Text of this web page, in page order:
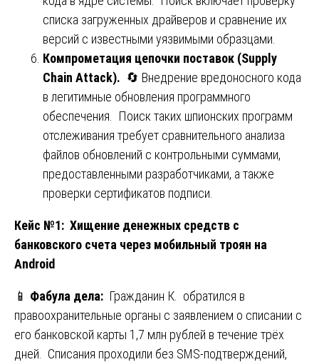
списка загруженных драйверов и сравнение их
версий с известными уязвимыми образцами.
Компрометация цепочки поставок (Supply
Chain Attack). 🔄 Внедрение вредоносного кода
в легитимные обновления программного
обеспечения. Поиск таких шпионских программ
отслеживания требует сравнительного анализа
файлов обновлений с контрольными суммами,
предоставленными разработчиками, а также
проверки сертификатов подписи.
Кейс №1: Хищение денежных средств с
банковского счета через мобильный троян на
Android
📱 Фабула дела: Гражданин К. обратился в
правоохранительные органы с заявлением о списании с
его банковской карты 1,7 млн рублей в течение трёх
дней. Списания проходили без SMS-подтверждений,